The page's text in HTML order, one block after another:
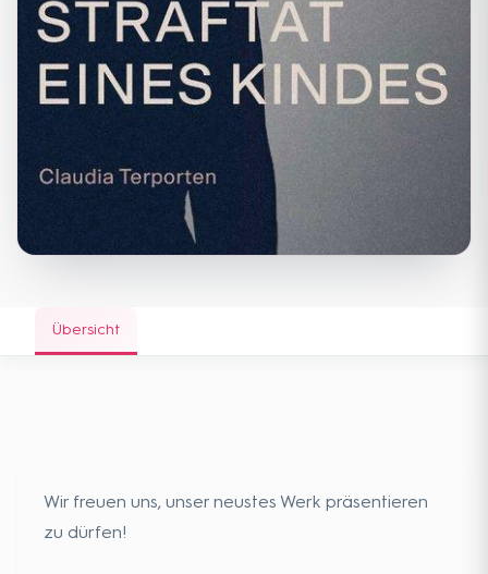
Übersicht
Wir freuen uns, unser neustes Werk präsentieren
zu dürfen!